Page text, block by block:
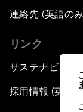
連絡先 (英語の
リンク
サステナビリテ
採用情報 (英語の